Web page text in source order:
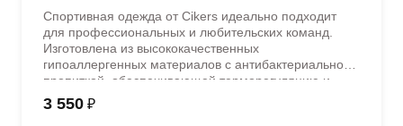
Спортивная одежда от Cikers идеально подходит
для профессиональных и любительских команд.
Изготовлена из высококачественных
гипоаллергенных материалов с антибактериальной
пропиткой, обеспечивающей терморегуляцию и
быстрое влагоотведение. Одежда обладает
эластичностью в 5 направлениях и стильным
3 550 ₽